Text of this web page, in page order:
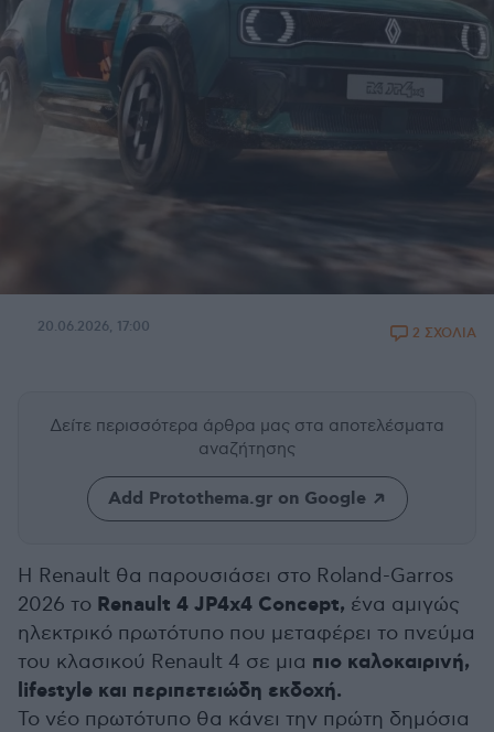
20.06.2026, 17:00 2 ΣΧΟΛΙΑ
Δείτε περισσότερα άρθρα μας στα αποτελέσματα
αναζήτησης
Add Protothema.gr on Google
Η Renault θα παρουσιάσει στο Roland-Garros
2026 το Renault 4 JP4x4 Concept, ένα αμιγώς
ηλεκτρικό πρωτότυπο που μεταφέρει το πνεύμα
του κλασικού Renault 4 σε μια πιο καλοκαιρινή,
lifestyle και περιπετειώδη εκδοχή.
Το νέο πρωτότυπο θα κάνει την πρώτη δημόσια